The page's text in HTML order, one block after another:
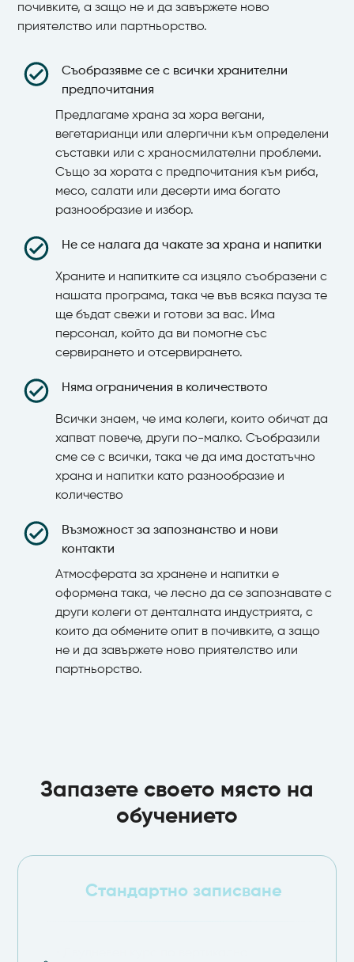
почивките, а защо не и да завържете ново
приятелство или партньорство.
Съобразявме се с всички хранителни
предпочитания
Предлагаме храна за хора вегани,
вегетарианци или алергични към определени
съставки или с храносмилателни проблеми.
Също за хората с предпочитания към риба,
месо, салати или десерти има богато
разнообразие и избор.
Не се налага да чакате за храна и напитки
Храните и напитките са изцяло съобразени с
нашата програма, така че във всяка пауза те
ще бъдат свежи и готови за вас. Има
персонал, който да ви помогне със
сервирането и отсервирането.
Няма ограничения в количеството
Всички знаем, че има колеги, които обичат да
хапват повече, други по-малко. Съобразили
сме се с всички, така че да има достатъчно
храна и напитки като разнообразие и
количество
Възможност за запознанство и нови
контакти
Атмосферата за хранене и напитки е
оформена така, че лесно да се запознавате с
други колеги от денталната индустрията, с
които да обмените опит в почивките, а защо
не и да завържете ново приятелство или
партньорство.
Запазете своето място на
обучението
Стандартно записване